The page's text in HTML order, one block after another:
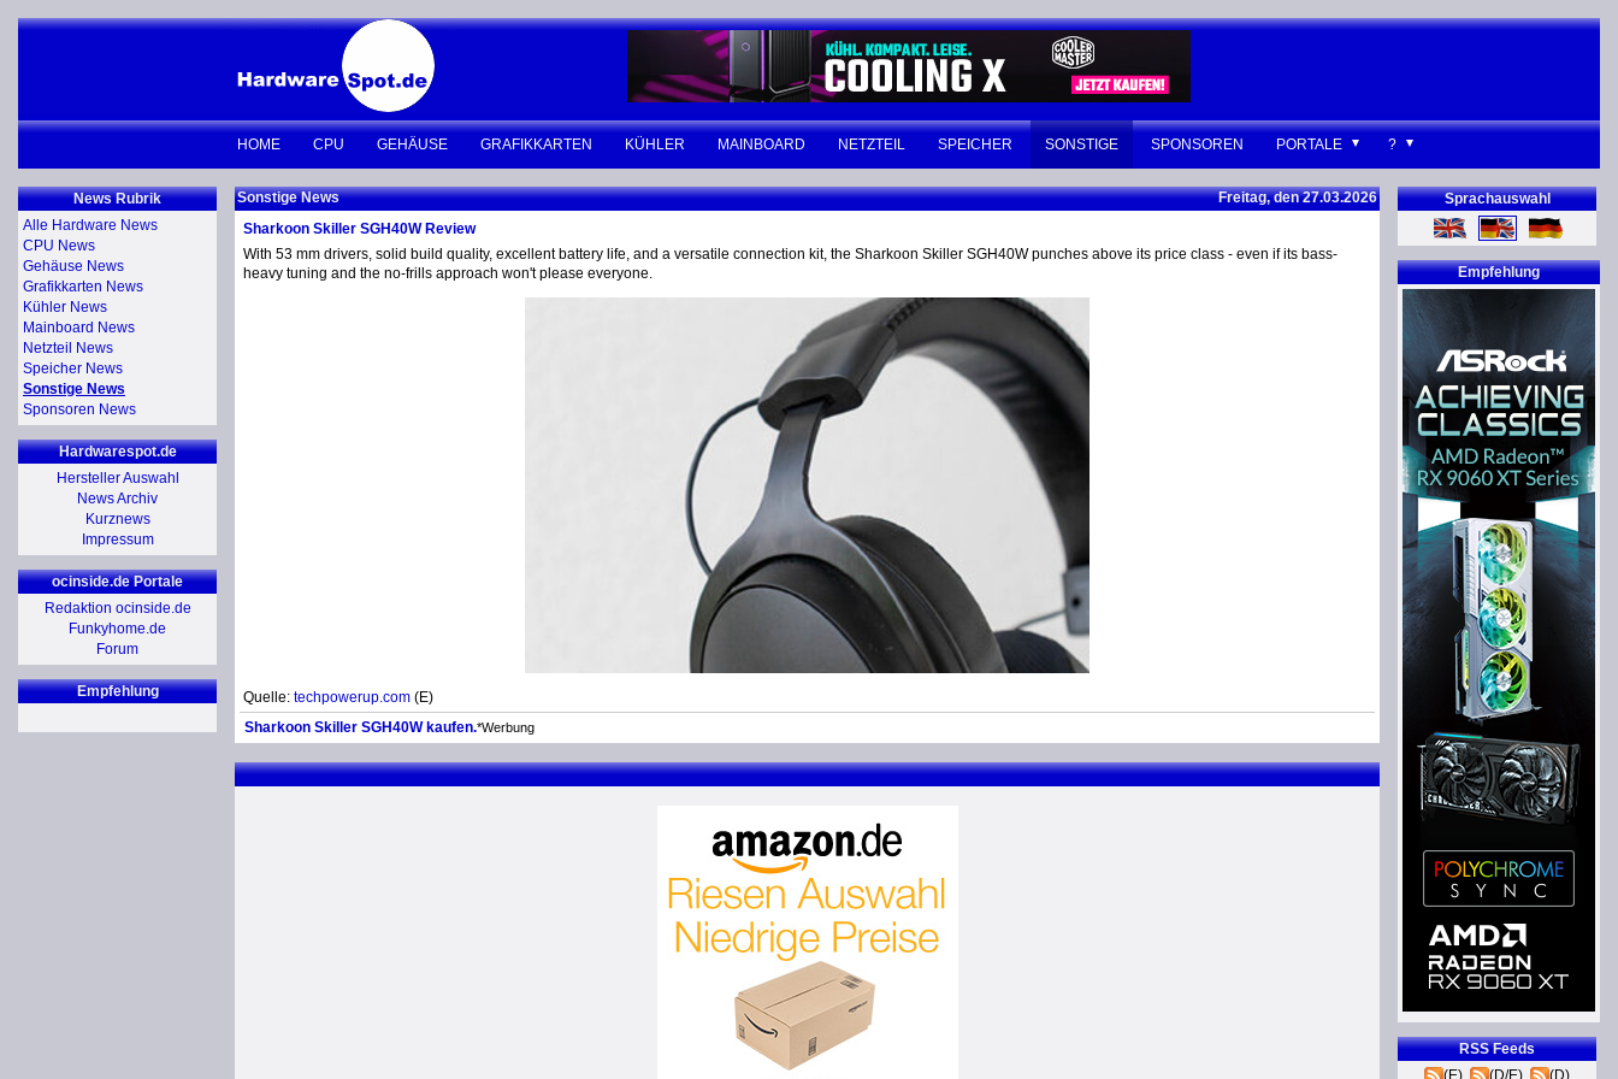
HOME CPU GEHÄUSE GRAFIKKARTEN KÜHLER MAINBOARD NETZTEIL SPEICHER SONSTIGE SPONSOREN PORTALE ?
News Rubrik
Alle Hardware News
CPU News
Gehäuse News
Grafikkarten News
Kühler News
Mainboard News
Netzteil News
Speicher News
Sonstige News
Sponsoren News
Hardwarespot.de
Hersteller Auswahl
News Archiv
Kurznews
Impressum
ocinside.de Portale
Redaktion ocinside.de
Funkyhome.de
Forum
Empfehlung
Sonstige News
Freitag, den 27.03.2026
Sharkoon Skiller SGH40W Review
With 53 mm drivers, solid build quality, excellent battery life, and a versatile connection kit, the Sharkoon Skiller SGH40W punches above its price class - even if its bass-
heavy tuning and the no-frills approach won't please everyone.
Quelle: techpowerup.com (E)
Sharkoon Skiller SGH40W kaufen.*Werbung
Sprachauswahl
Empfehlung
RSS Feeds
(E)
(D/E) (D)